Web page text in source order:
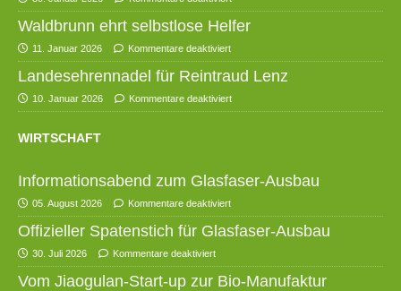
Waldbrunn ehrt selbstlose Helfer
11. Januar 2026 Kommentare deaktiviert
Landesehrennadel für Reintraud Lenz
10. Januar 2026 Kommentare deaktiviert
WIRTSCHAFT
Informationsabend zum Glasfaser-Ausbau
05. August 2026 Kommentare deaktiviert
Offizieller Spatenstich für Glasfaser-Ausbau
30. Juli 2026 Kommentare deaktiviert
Vom Jiaogulan-Start-up zur Bio-Manufaktur